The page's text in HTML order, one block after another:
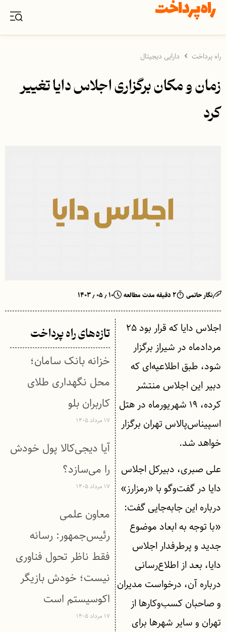
راه پرداخت دارایی دیجیتال
زمان و مکان برگزاری اجلاس دایا تغییر
کرد
نگار حاتمی ۲ دقیقه مدت مطالعه ۱۰ ٫ ۰۵ ٫ ۱۴۰۳
اجلاس دایا که قرار بود ۲۵
مردادماه در شیراز برگزار
شود، طبق اطلاعیه‌ای که
دبیر این اجلاس منتشر
کرده، ۱۹ شهریورماه در هتل
اسپیناس‌پالاس تهران برگزار
خواهد شد.
علی صبری، دبیرکل اجلاس
دایا در گفت‌وگو با «رمزارز»
درباره این جابه‌جایی گفت:
«با توجه ‌به ابعاد موضوع
جدید و پرطرفدار اجلاس
دایا، بعد از اطلاع‌رسانی
درباره آن، درخواست مدیران
و صاحبان کسب‌وکارها از
تهران و سایر شهرها برای
تازه‌های راه پرداخت
خزانه بانک سامان؛
محل نگهداری طلای
کاربران بلو
۱۷ مرداد ۱۴۰۵
آیا دیجی‌کالا پول خودش
را می‌سازد؟
۱۷ مرداد ۱۴۰۵
معاون علمی
رئیس‌جمهور: رسانه
فقط ناظر تحول فناوری
نیست؛ خودش بازیگر
اکوسیستم است
۱۷ مرداد ۱۴۰۵